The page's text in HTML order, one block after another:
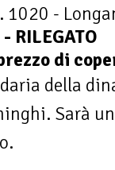
1020 -
RILEGATO
di
della
Sarà